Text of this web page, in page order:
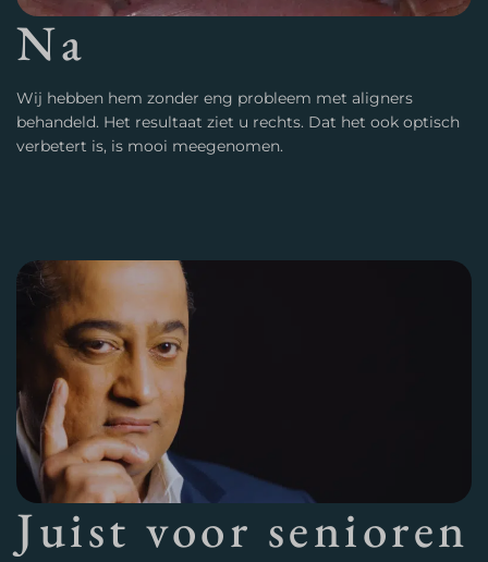
Na
Wij hebben hem zonder eng probleem met aligners
behandeld. Het resultaat ziet u rechts. Dat het ook optisch
verbetert is, is mooi meegenomen.
Juist voor senioren